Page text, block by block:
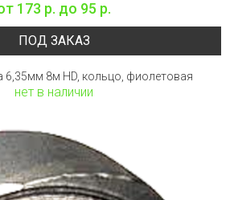
173 р. до 95 р.
ПОД ЗАКАЗ
6,35мм 8м HD, кольцо, фиолетовая
нет в наличии